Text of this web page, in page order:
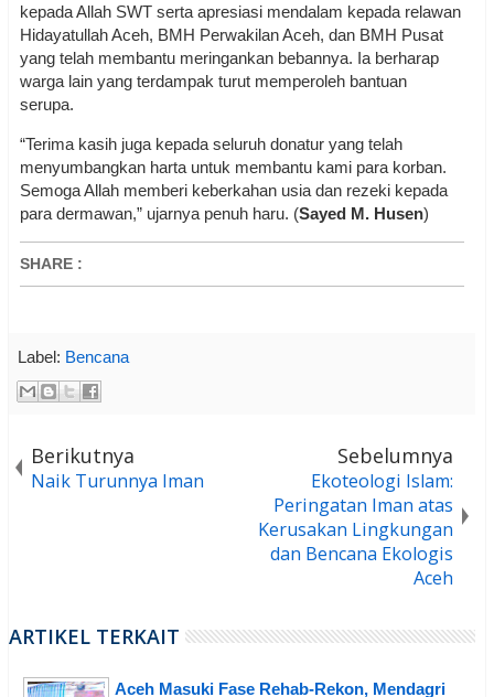
kepada Allah SWT serta apresiasi mendalam kepada relawan
Hidayatullah Aceh, BMH Perwakilan Aceh, dan BMH Pusat
yang telah membantu meringankan bebannya. Ia berharap
warga lain yang terdampak turut memperoleh bantuan
serupa.
“Terima kasih juga kepada seluruh donatur yang telah
menyumbangkan harta untuk membantu kami para korban.
Semoga Allah memberi keberkahan usia dan rezeki kepada
para dermawan,” ujarnya penuh haru. (Sayed M. Husen)
SHARE :
Label: Bencana
Berikutnya
Naik Turunnya Iman
Sebelumnya
Ekoteologi Islam:
Peringatan Iman atas
Kerusakan Lingkungan
dan Bencana Ekologis
Aceh
ARTIKEL TERKAIT
Aceh Masuki Fase Rehab-Rekon, Mendagri